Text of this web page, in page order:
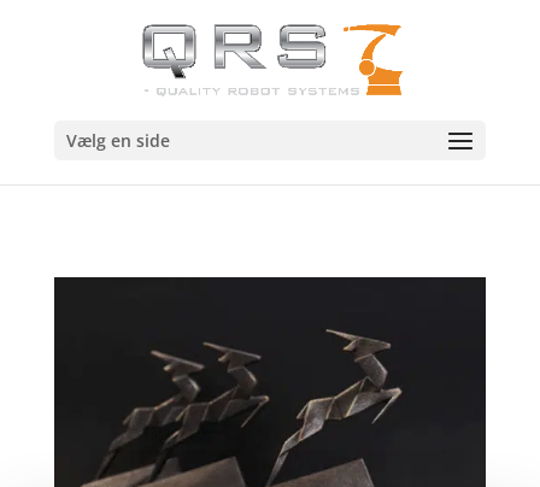
Vælg en side